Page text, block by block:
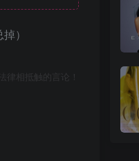
）
相抵触的言论！